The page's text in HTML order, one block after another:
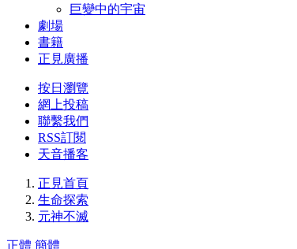
巨變中的宇宙
劇場
書籍
正見廣播
按日瀏覽
網上投稿
聯繫我們
RSS訂閱
天音播客
正見首頁
生命探索
元神不滅
正體 簡體